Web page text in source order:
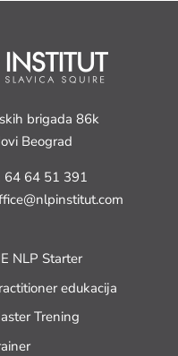
brigada 86k
Beograd
64 64 51 391
NLP Starter
edukacija
Trening